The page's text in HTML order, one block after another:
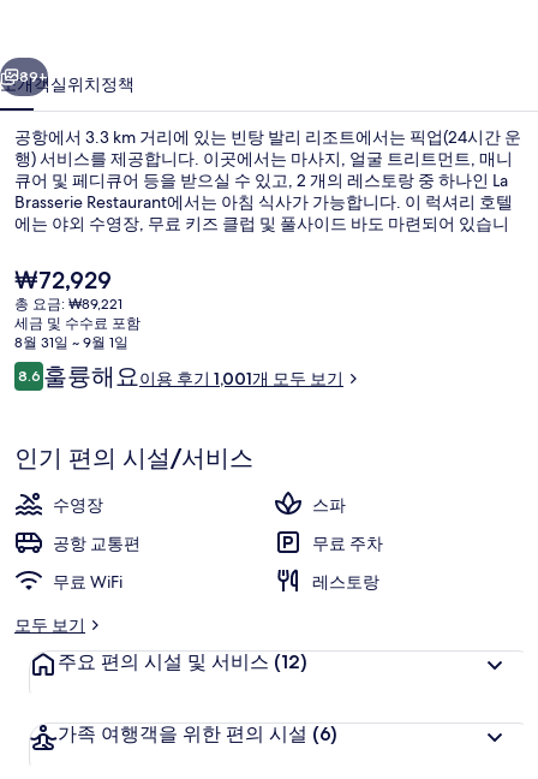
의
사
진
갤
러
리
다음
89+
소개객실위치정책
공항에서 3.3 km 거리에 있는 빈탕 발리 리조트에서는 픽업(24시간 운
행) 서비스를 제공합니다. 이곳에서는 마사지, 얼굴 트리트먼트, 매니
큐어 및 페디큐어 등을 받으실 수 있고, 2 개의 레스토랑 중 하나인 La
Brasserie Restaurant에서는 아침 식사가 가능합니다. 이 럭셔리 호텔
에는 야외 수영장, 무료 키즈 클럽 및 풀사이드 바도 마련되어 있습니
했습니다.
현
재
가
격
은
₩72,929
₩72,929
총 요금: ₩89,221
세금 및 수수료 포함
8월 31일 ~ 9월 1일
이
용
기
8.610점 만점 중 8.6점.
훌륭해요이용 후기 1,001개 모두 보기
인기 편의 시설/서비스
수영장
스파
공항 교통편
무료 주차
무료 WiFi
레스토랑
모두 보기
주요 편의 시설 및 서비스 (12)
가족 여행객을 위한 편의 시설 (6)